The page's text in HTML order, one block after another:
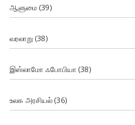
ஆளுமை(39)
வரலாறு(38)
இஸ்லாமோ ஃபோபியா (38)
உலக அரசியல்(36)